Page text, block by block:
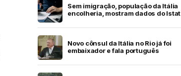
Sem imigração, população da Itália
encolheria, mostram dados do Istat
Novo cônsul da Itália no Rio já foi
embaixador e fala português